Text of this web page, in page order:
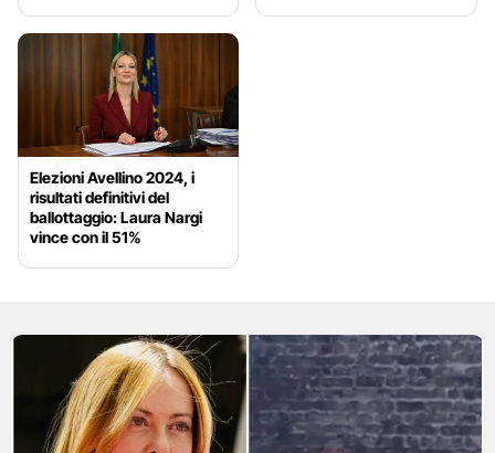
Elezioni Avellino 2024, i
risultati definitivi del
ballottaggio: Laura Nargi
vince con il 51%